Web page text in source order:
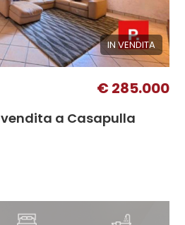
IN VENDITA
€ 285.000
a Casapulla